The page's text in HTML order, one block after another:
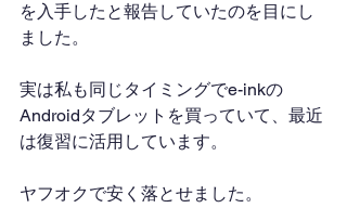
を入手したと報告していたのを目にし
ました。
実は私も同じタイミングでe-inkの
Androidタブレットを買っていて、最近
は復習に活用しています。
ヤフオクで安く落とせました。